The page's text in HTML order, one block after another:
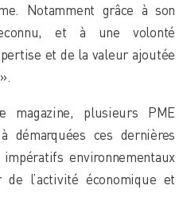
Notamment grâce à son
et à une volonté
et de la valeur ajoutée
magazine, plusieurs PME
démarquées ces dernières
environnementaux
l’activité économique et